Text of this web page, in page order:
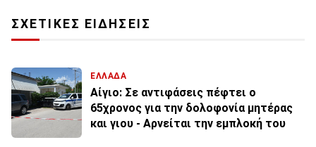
ΣΧΕΤΙΚΕΣ ΕΙΔΗΣΕΙΣ
ΕΛΛΑΔΑ
Αίγιο: Σε αντιφάσεις πέφτει ο
65χρονος για την δολοφονία μητέρας
και γιου - Αρνείται την εμπλοκή του